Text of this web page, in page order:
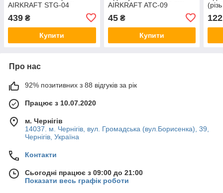
AIRKRAFT STG-04
439 ₴
Купити
AIRKRAFT ATC-09
45₴
Купити
122
Про нас
92% позитивних з 88 відгуків за рік
Працює з 10.07.2020
м. Чернігів
14037. м. Чернігів, вул. Громадська (вул.Борисенка), 39,
Чернігів, Україна
Контакти
Сьогодні працює з 09:00 до 21:00
Показати весь графік роботи